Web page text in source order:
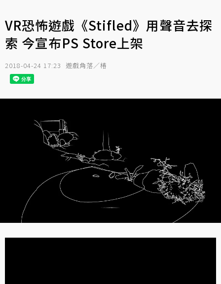
VR恐怖遊戲《Stifled》用聲音去探
索 今宣布PS Store上架
2018-04-24 17:23 遊戲角落／椿